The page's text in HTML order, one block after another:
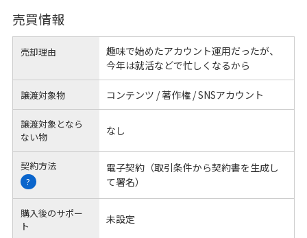
売買情報
売却理由
趣味で始めたアカウント運用だったが、
今年は就活などで忙しくなるから
譲渡対象物 コンテンツ / 著作権 / SNSアカウント
譲渡対象となら
ない物
なし
契約方法
?
電子契約（取引条件から契約書を生成し
て署名）
購入後のサポー
ト
未設定